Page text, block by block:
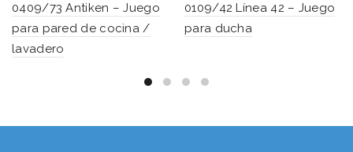
0409/73 Antiken – Juego
para pared de cocina /
lavadero
0109/42 Línea 42 – Juego
para ducha